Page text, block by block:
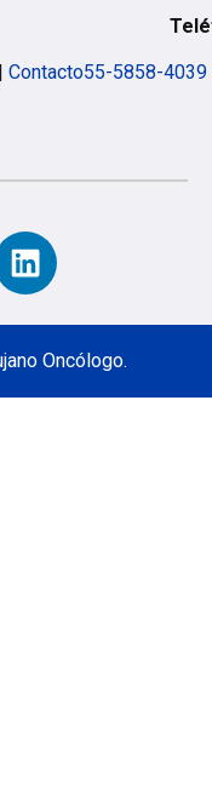
Contacto55-5858-4039
Oncólogo.